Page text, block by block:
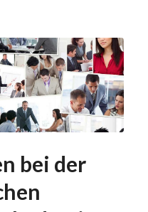
bei der